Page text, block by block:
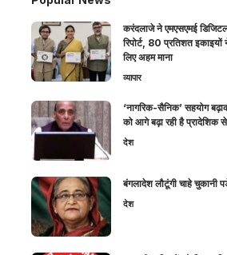
करंदलाजे ने एमएसएमई डिजिटल
रिपोर्ट, 80 प्रतिशत
लिए अहम माना
व्यापार
‘नागरिक-सैनिक’ सहयोग
को आगे बढ़ा रही है प्रादेशिक
देश
बंगलादेश लौटूंगी चाहे चुकानी
देश